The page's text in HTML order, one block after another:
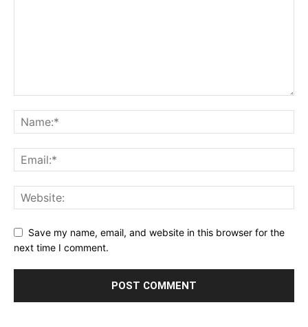
Save my name, email, and website in this browser for the
next time I comment.